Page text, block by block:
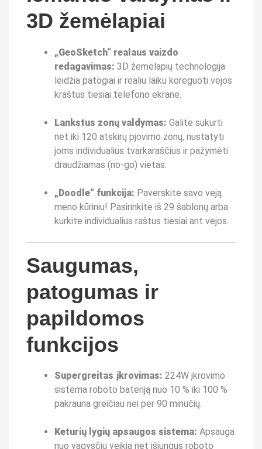
3D žemėlapiai
„GeoSketch“ realaus vaizdo
redagavimas: 3D žemėlapių technologija
leidžia patogiai ir realiu laiku koreguoti vejos
kraštus tiesiai telefono ekrane.
Lankstus zonų valdymas: Galite sukurti
net iki 120 atskirų pjovimo zonų, nustatyti
joms individualius tvarkaraščius ir pažymėti
draudžiamas (no-go) vietas.
„Doodle“ funkcija: Paverskite savo veją
meno kūriniu! Pasirinkite iš 29 šablonų arba
kurkite individualius raštus tiesiai ant vejos.
Saugumas,
patogumas ir
papildomos
funkcijos
Supergreitas įkrovimas: 224W įkrovimo
sistema roboto bateriją nuo 10 % iki 100 %
pakrauna greičiau nei per 90 minučių.
Keturių lygių apsaugos sistema: Apsauga
nuo vagysčių veikia net išjungus roboto